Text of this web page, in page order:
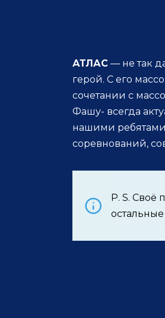
АТЛАС — не так
герой. С его
сочетании с
Фашу- всегда
нашими ребятами
соревнований,
P. S. Своё